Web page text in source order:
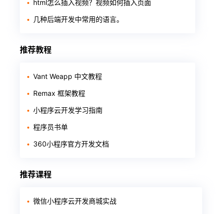
html怎么插入视频？视频如何插入页面
几种后端开发中常用的语言。
推荐教程
Vant Weapp 中文教程
Remax 框架教程
小程序云开发学习指南
程序员书单
360小程序官方开发文档
推荐课程
微信小程序云开发商城实战